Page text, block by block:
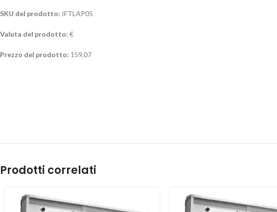
SKU del prodotto: IFTLAP05
Valuta del prodotto: €
Prezzo del prodotto: 159,07
Prodotti correlati